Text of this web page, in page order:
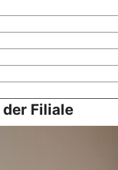
Filiale